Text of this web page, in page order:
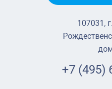
107031,
+7 (495)